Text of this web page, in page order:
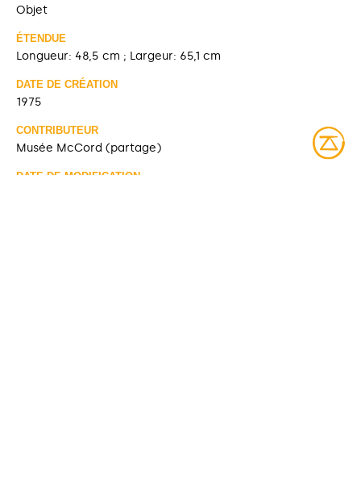
Objet
ÉTENDUE
Longueur: 48,5 cm ; Largeur: 65,1 cm
DATE DE CRÉATION
1975
CONTRIBUTEUR
Musée McCord (partage)
DATE DE MODIFICATION